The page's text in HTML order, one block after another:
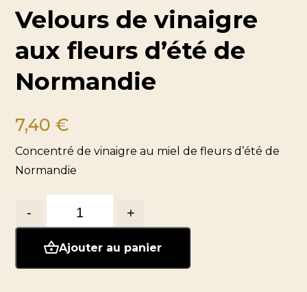
Velours de vinaigre
aux fleurs d’été de
Normandie
7,40€
Concentré de vinaigre au miel de fleurs d’été de
Normandie
- +
Ajouter au panier